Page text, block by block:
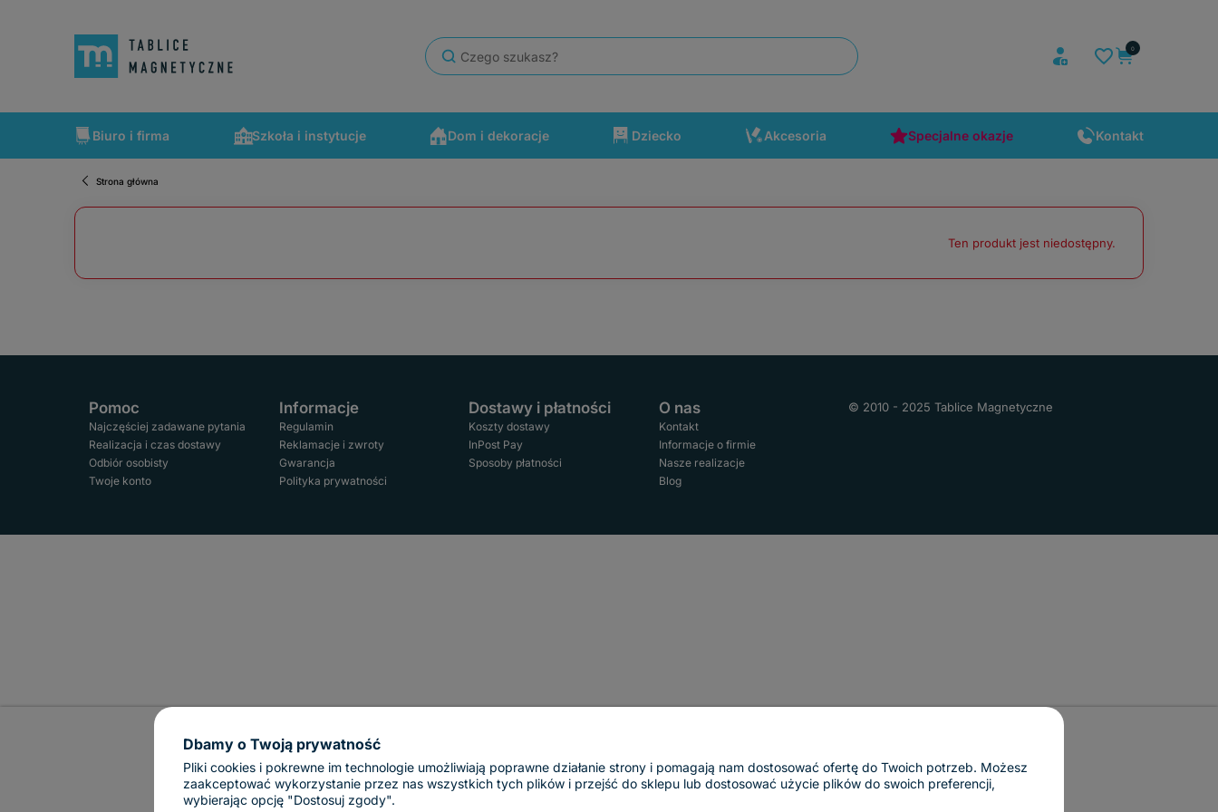
Biuro i firma Szkoła i instytucje Dom i dekoracje Dziecko Akcesoria Specjalne okazje Kontakt
Strona główna
Ten produkt jest niedostępny.
Pomoc
Najczęściej zadawane pytania
Realizacja i czas dostawy
Odbiór osobisty
Twoje konto
Informacje
Regulamin
Reklamacje i zwroty
Gwarancja
Polityka prywatności
Dostawy i płatności
Koszty dostawy
InPost Pay
Sposoby płatności
O nas
Kontakt
Informacje o firmie
Nasze realizacje
Blog
© 2010 - 2025 Tablice Magnetyczne
Dbamy o Twoją prywatność
Pliki cookies i pokrewne im technologie umożliwiają poprawne działanie strony i pomagają nam dostosować ofertę do Twoich potrzeb. Możesz
zaakceptować wykorzystanie przez nas wszystkich tych plików i przejść do sklepu lub dostosować użycie plików do swoich preferencji,
wybierając opcję "Dostosuj zgody".